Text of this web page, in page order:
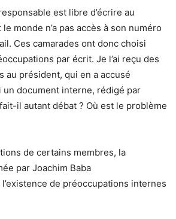
est libre d’écrire au
monde n’a pas accès à son numéro
Ces camarades ont donc choisi
par écrit. Je l’ai reçu des
au président, qui en a accusé
document interne, rédigé par
il autant débat ? Où est le problème
de certains membres, la
par Joachim Baba
de préoccupations internes